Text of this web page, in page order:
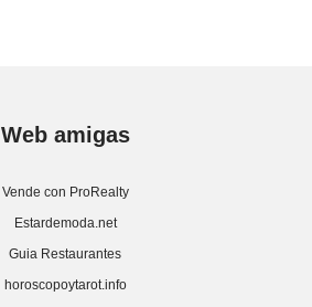
Web amigas
Vende con ProRealty
Estardemoda.net
Guia Restaurantes
horoscopoytarot.info